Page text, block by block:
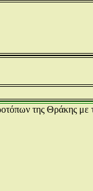
της Θράκης με